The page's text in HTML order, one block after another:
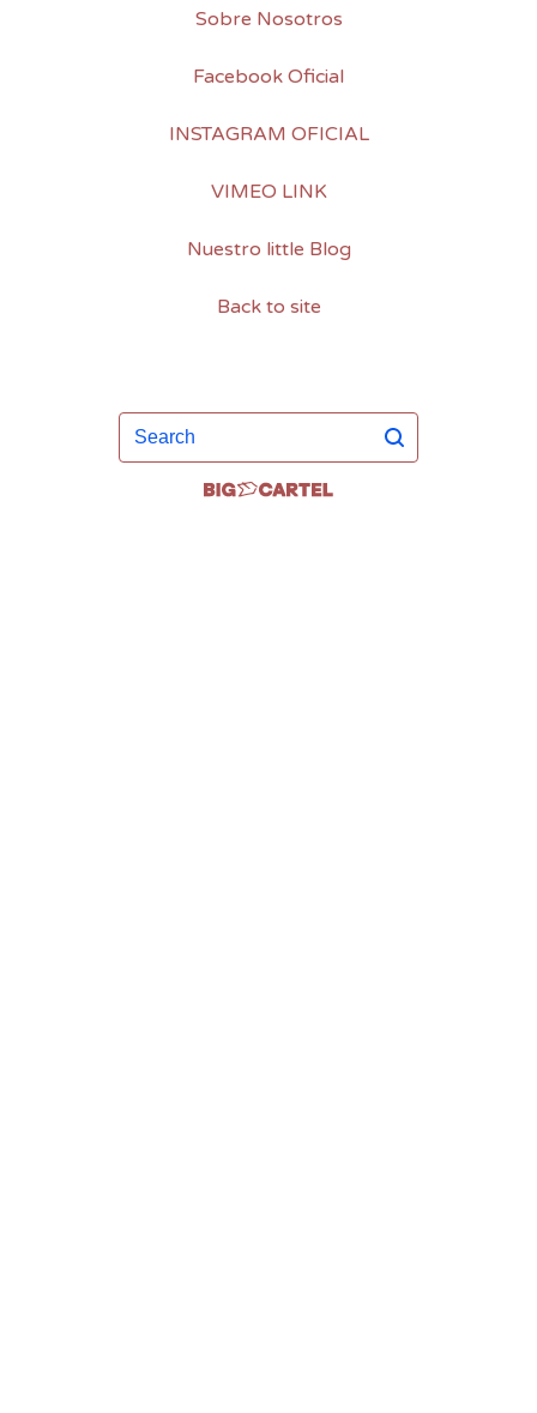
Sobre Nosotros
Facebook Oficial
INSTAGRAM OFICIAL
VIMEO LINK
Nuestro little Blog
Back to site
Search